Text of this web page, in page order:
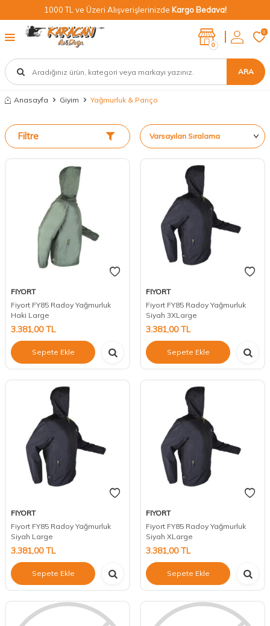
1000 TL ve Üzeri Alışverişlerinizde Kargo Bedava!
ARA
0
0
Anasayfa Giyim Yağmurluk & Panço
Filtre
FIYORT
Fiyort FY85 Radoy Yağmurluk
Haki Large
3.381,00TL
Sepete Ekle
FIYORT
Fiyort FY85 Radoy Yağmurluk
Siyah 3XLarge
3.381,00TL
Sepete Ekle
FIYORT
Fiyort FY85 Radoy Yağmurluk
Siyah Large
3.381,00TL
Sepete Ekle
FIYORT
Fiyort FY85 Radoy Yağmurluk
Siyah XLarge
3.381,00TL
Sepete Ekle